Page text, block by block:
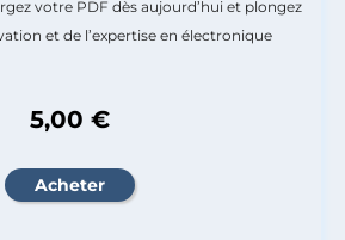
votre PDF dès aujourd’hui et plongez
et de l’expertise en électronique
5,00 €